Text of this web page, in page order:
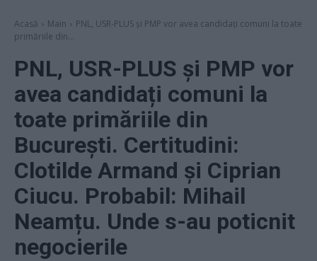
Acasă Main
PNL, USR-PLUS și PMP vor avea candidați comuni la toate
primăriile din...
PNL, USR-PLUS și PMP vor
avea candidați comuni la
toate primăriile din
București. Certitudini:
Clotilde Armand și Ciprian
Ciucu. Probabil: Mihail
Neamțu. Unde s-au poticnit
negocierile